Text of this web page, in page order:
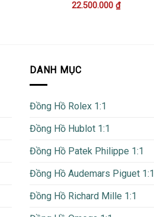
22.500.000 ₫
DANH MỤC
Đồng Hồ Rolex 1:1
Đồng Hồ Hublot 1:1
Đồng Hồ Patek Philippe 1:1
Đồng Hồ Audemars Piguet 1:1
Đồng Hồ Richard Mille 1:1